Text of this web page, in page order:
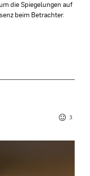
die Spiegelungen auf
beim Betrachter.
3